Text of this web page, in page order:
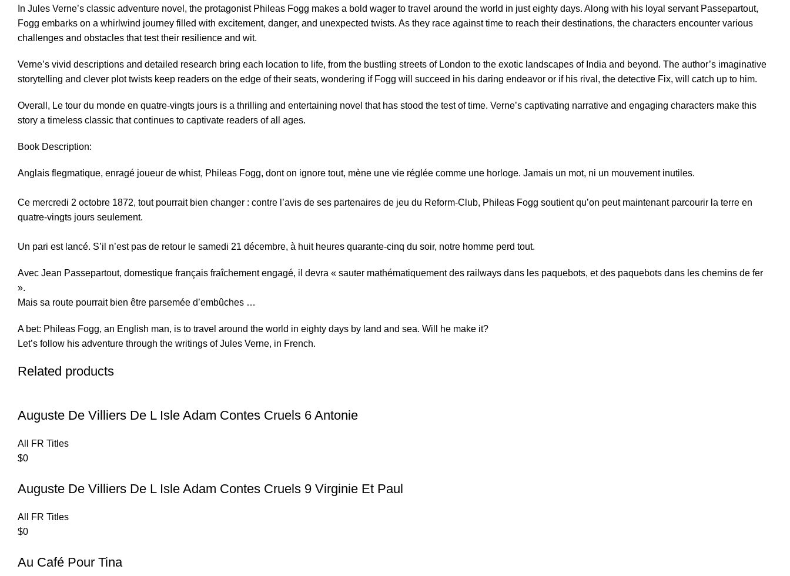
In Jules Verne’s classic adventure novel, the protagonist Phileas Fogg makes a bold wager to travel around the world in just eighty days. Along with his loyal servant Passepartout,
Fogg embarks on a whirlwind journey filled with excitement, danger, and unexpected twists. As they race against time to reach their destinations, the characters encounter various
challenges and obstacles that test their resilience and wit.
Verne’s vivid descriptions and detailed research bring each location to life, from the bustling streets of London to the exotic landscapes of India and beyond. The author’s imaginative
storytelling and clever plot twists keep readers on the edge of their seats, wondering if Fogg will succeed in his daring endeavor or if his rival, the detective Fix, will catch up to him.
Overall, Le tour du monde en quatre-vingts jours is a thrilling and entertaining novel that has stood the test of time. Verne’s captivating narrative and engaging characters make this
story a timeless classic that continues to captivate readers of all ages.
Book Description:
Anglais flegmatique, enragé joueur de whist, Phileas Fogg, dont on ignore tout, mène une vie réglée comme une horloge. Jamais un mot, ni un mouvement inutiles.
Ce mercredi 2 octobre 1872, tout pourrait bien changer : contre l’avis de ses partenaires de jeu du Reform-Club, Phileas Fogg soutient qu’on peut maintenant parcourir la terre en
quatre-vingts jours seulement.
Un pari est lancé. S’il n’est pas de retour le samedi 21 décembre, à huit heures quarante-cinq du soir, notre homme perd tout.
Avec Jean Passepartout, domestique français fraîchement engagé, il devra « sauter mathématiquement des railways dans les paquebots, et des paquebots dans les chemins de fer
».
Mais sa route pourrait bien être parsemée d’embûches …
A bet: Phileas Fogg, an English man, is to travel around the world in eighty days by land and sea. Will he make it?
Let’s follow his adventure through the writings of Jules Verne, in French.
Related products
Auguste De Villiers De L Isle Adam Contes Cruels 6 Antonie
All FR Titles
$0
Auguste De Villiers De L Isle Adam Contes Cruels 9 Virginie Et Paul
All FR Titles
$0
Au Café Pour Tina